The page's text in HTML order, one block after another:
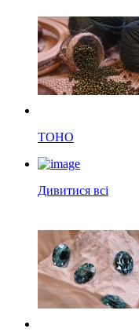
TOHO
Дивитися всі